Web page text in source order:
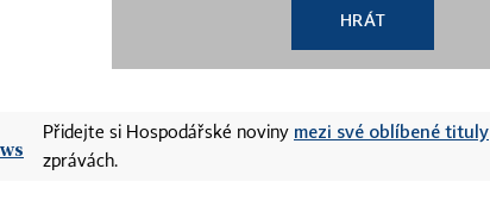
HRÁT
Přidejte si Hospodářské noviny mezi své oblíbené tituly
zprávách.